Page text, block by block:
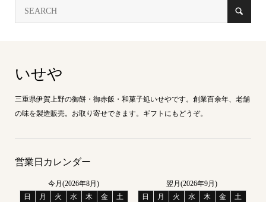
いせや
三重県伊賀上野の御餅・御赤飯・和菓子処いせやです。創業百余年、老舗
の味を製造販売。お取り寄せできます。ギフトにもどうぞ。
営業日カレンダー
今月(2026年8月)
日
月 火 水 木 金
土
翌月(2026年9月)
日
月 火 水 木 金
土